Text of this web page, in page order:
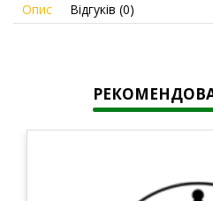
Опис Відгуків (0)